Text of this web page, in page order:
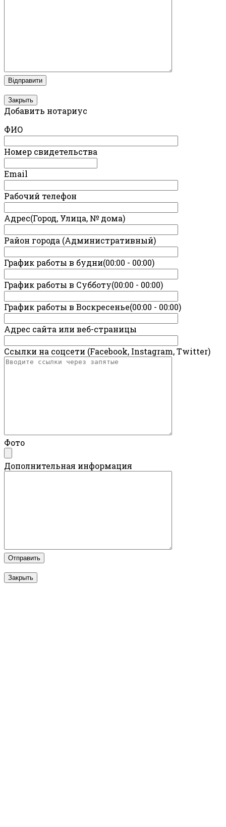
Закрыть
Добавить нотариус
ФИО
Номер свидетельства
Email
Рабочий телефон
Адрес(Город, Улица, № дома)
Район города (Административный)
График работы в будни(00:00 - 00:00)
График работы в Субботу(00:00 - 00:00)
График работы в Воскресенье(00:00 - 00:00)
Адрес сайта или веб-страницы
Ссылки на соцсети (Facebook, Instagram, Twitter)
Фото
Дополнительная информация
Закрыть